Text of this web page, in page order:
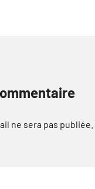
ne sera pas publiée.